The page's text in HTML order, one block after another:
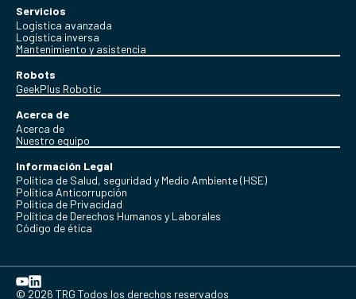
Servicios
Logística avanzada
Logística inversa
Mantenimiento y asistencia
Robots
GeekPlus Robotic
Acerca de
Acerca de
Nuestro equipo
Información Legal
Política de Salud, seguridad y Medio Ambiente (HSE)
Política Anticorrupción
Politica de Privacidad
Política de Derechos Humanos y Laborales
Código de ética
© 2026 TRG Todos los derechos reservados